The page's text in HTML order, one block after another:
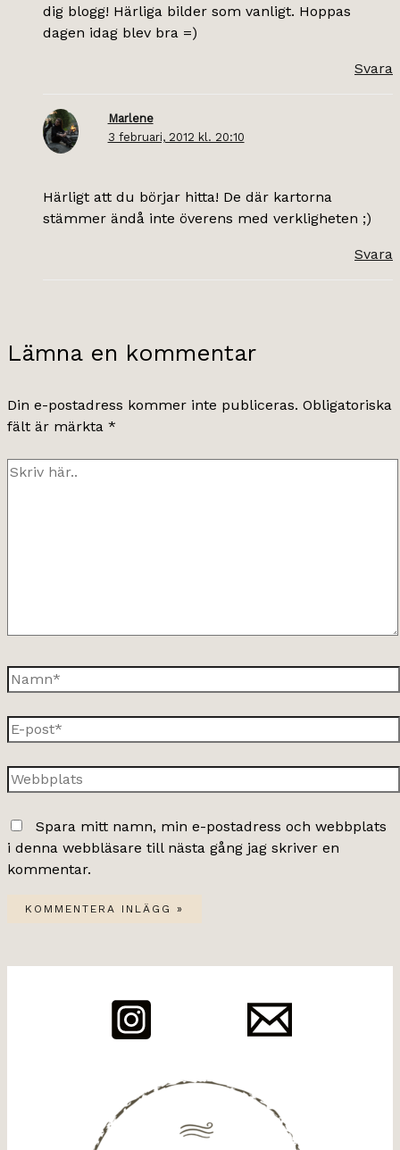
dig blogg! Härliga bilder som vanligt. Hoppas
dagen idag blev bra =)
Svara
Marlene
3 februari, 2012 kl. 20:10
Härligt att du börjar hitta! De där kartorna
stämmer ändå inte överens med verkligheten ;)
Svara
Lämna en kommentar
Din e-postadress kommer inte publiceras. Obligatoriska
fält är märkta *
Skriv
Namn*
E-
post*
Webbplats
Spara mitt namn, min e-postadress och webbplats
i denna webbläsare till nästa gång jag skriver en
kommentar.